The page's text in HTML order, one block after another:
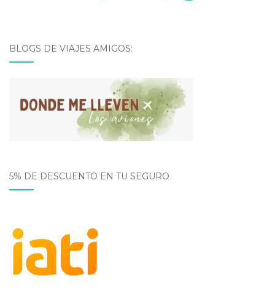
BLOGS DE VIAJES AMIGOS:
5% DE DESCUENTO EN TU SEGURO